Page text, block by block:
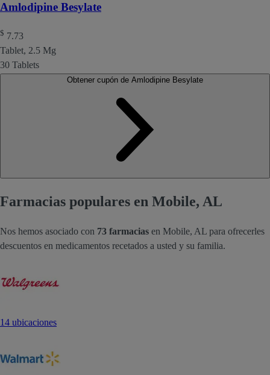
Amlodipine Besylate
$ 7.73
Tablet, 2.5 Mg
30 Tablets
Farmacias populares en Mobile, AL
Nos hemos asociado con 73 farmacias en Mobile, AL para ofrecerles
descuentos en medicamentos recetados a usted y su familia.
14 ubicaciones